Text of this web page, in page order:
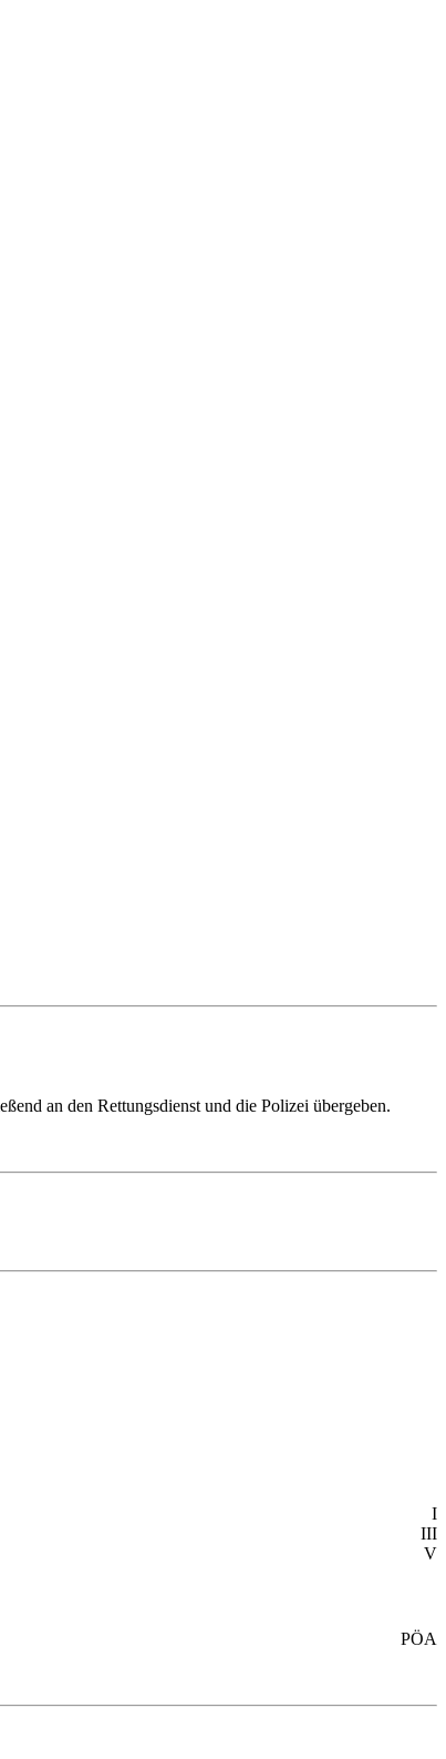
an den Rettungsdienst und die Polizei übergeben.
I
III
V
PÖA